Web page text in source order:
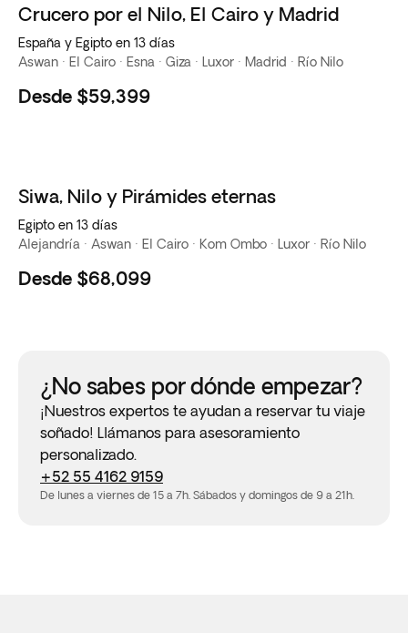
Crucero por el Nilo, El Cairo y Madrid
España y Egipto en 13 días
Aswan · El Cairo · Esna · Giza · Luxor · Madrid · Río Nilo
Desde $59,399
Siwa, Nilo y Pirámides eternas
Egipto en 13 días
Alejandría · Aswan · El Cairo · Kom Ombo · Luxor · Río Nilo
Desde $68,099
¿No sabes por dónde empezar?
¡Nuestros expertos te ayudan a reservar tu viaje
soñado! Llámanos para asesoramiento
personalizado.
+52 55 4162 9159
De lunes a viernes de 15 a 7h. Sábados y domingos de 9 a 21h.